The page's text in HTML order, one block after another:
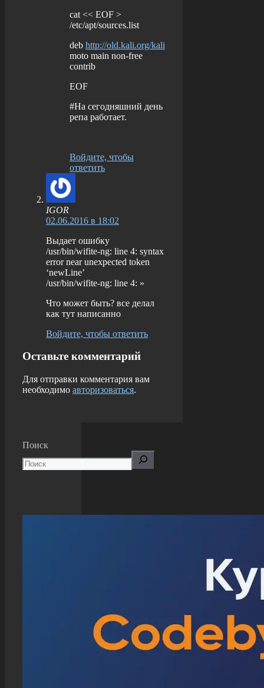
cat << EOF >
/etc/apt/sources.list
deb http://old.kali.org/kali
moto main non-free
contrib
EOF
#На сегодняшний день
репа работает.
Войдите, чтобы
ответить
IGOR
02.06.2016 в 18:02
Выдает ошибку
/usr/bin/wifite-ng: line 4: syntax
error near unexpected token
‘newLine’
/usr/bin/wifite-ng: line 4: »
Что может быть? все делал
как тут написанно
Войдите, чтобы ответить
Оставьте комментарий
Для отправки комментария вам
необходимо авторизоваться.
Поиск